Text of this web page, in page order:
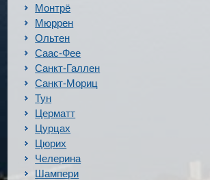
Монтрё
Мюррен
Ольтен
Саас-Фее
Санкт-Галлен
Санкт-Мориц
Тун
Церматт
Цурцах
Цюрих
Челерина
Шампери